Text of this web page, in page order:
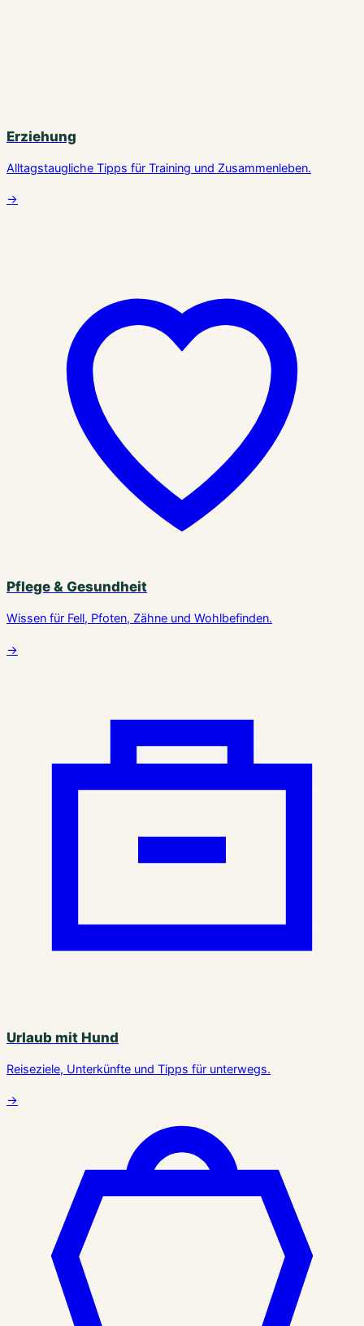
Erziehung
Alltagstaugliche Tipps für Training und Zusammenleben.
→
Pflege & Gesundheit
Wissen für Fell, Pfoten, Zähne und Wohlbefinden.
→
Urlaub mit Hund
Reiseziele, Unterkünfte und Tipps für unterwegs.
→